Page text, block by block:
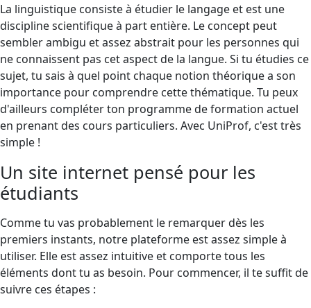
La linguistique consiste à étudier le langage et est une
discipline scientifique à part entière. Le concept peut
sembler ambigu et assez abstrait pour les personnes qui
ne connaissent pas cet aspect de la langue. Si tu étudies ce
sujet, tu sais à quel point chaque notion théorique a son
importance pour comprendre cette thématique. Tu peux
d'ailleurs compléter ton programme de formation actuel
en prenant des cours particuliers. Avec UniProf, c'est très
simple !
Un site internet pensé pour les
étudiants
Comme tu vas probablement le remarquer dès les
premiers instants, notre plateforme est assez simple à
utiliser. Elle est assez intuitive et comporte tous les
éléments dont tu as besoin. Pour commencer, il te suffit de
suivre ces étapes :